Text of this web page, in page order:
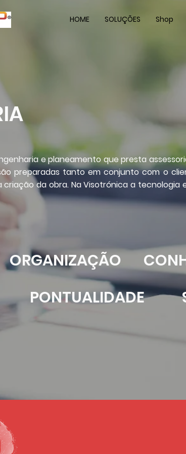
HOME SOLUÇÕES Shop
e planeamento que presta
preparadas tanto em conjunto com o
da obra. Na Visotrónica a tecnologia
ORGANIZAÇÃO
PONTUALIDADE